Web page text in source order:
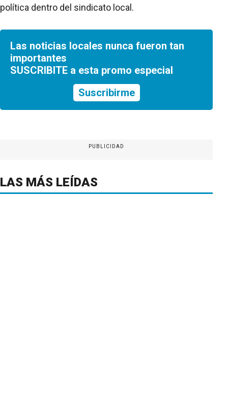
política dentro del sindicato local.
Las noticias locales nunca fueron tan
importantes
SUSCRIBITE a esta promo especial
Suscribirme
PUBLICIDAD
LAS MÁS LEÍDAS